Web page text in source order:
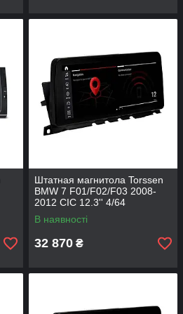
Штатная магнитола Torssen
BMW 7 F01/F02/F03 2008-
2012 CIC 12.3'' 4/64
В наявності
32 870 ₴